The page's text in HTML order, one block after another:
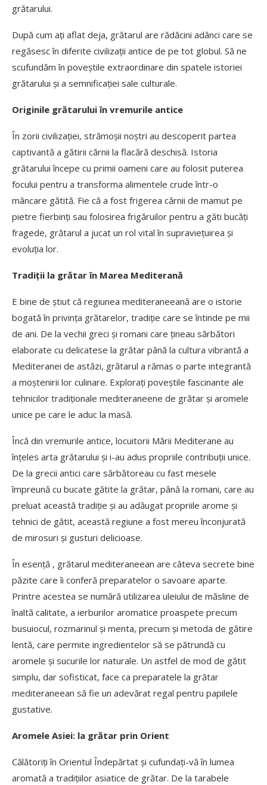
grătarului.
După cum ați aflat deja, grătarul are rădăcini adânci care se
regăsesc în diferite civilizații antice de pe tot globul. Să ne
scufundăm în poveștile extraordinare din spatele istoriei
grătarului și a semnificației sale culturale.
Originile grătarului în vremurile antice
În zorii civilizației, strămoșii noștri au descoperit partea
captivantă a gătirii cărnii la flacără deschisă. Istoria
grătarului începe cu primii oameni care au folosit puterea
focului pentru a transforma alimentele crude într-o
mâncare gătită. Fie că a fost frigerea cărnii de mamut pe
pietre fierbinți sau folosirea frigăruilor pentru a găti bucăți
fragede, grătarul a jucat un rol vital în supraviețuirea și
evoluția lor.
Tradiții la grătar în Marea Mediterană
E bine de știut că regiunea mediteraneeană are o istorie
bogată în privința grătarelor, tradiție care se întinde pe mii
de ani. De la vechii greci și romani care țineau sărbători
elaborate cu delicatese la grătar până la cultura vibrantă a
Mediteranei de astăzi, grătarul a rămas o parte integrantă
a moștenirii lor culinare. Explorați poveștile fascinante ale
tehnicilor tradiționale mediteraneene de grătar și aromele
unice pe care le aduc la masă.
Încă din vremurile antice, locuitorii Mării Mediterane au
înțeles arta grătarului și i-au adus propriile contribuții unice.
De la grecii antici care sărbătoreau cu fast mesele
împreună cu bucate gătite la grătar, până la romani, care au
preluat această tradiție și au adăugat propriile arome și
tehnici de gătit, această regiune a fost mereu înconjurată
de mirosuri și gusturi delicioase.
În esență , grătarul mediteraneean are câteva secrete bine
păzite care îi conferă preparatelor o savoare aparte.
Printre acestea se numără utilizarea uleiului de măsline de
înaltă calitate, a ierburilor aromatice proaspete precum
busuiocul, rozmarinul și menta, precum și metoda de gătire
lentă, care permite ingredientelor să se pătrundă cu
aromele și sucurile lor naturale. Un astfel de mod de gătit
simplu, dar sofisticat, face ca preparatele la grătar
mediteraneean să fie un adevărat regal pentru papilele
gustative.
Aromele Asiei: la grătar prin Orient
Călătoriți în Orientul Îndepărtat și cufundați-vă în lumea
aromată a tradițiilor asiatice de grătar. De la tarabele